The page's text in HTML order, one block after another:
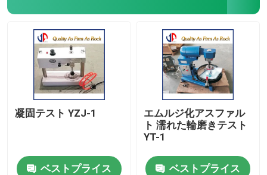
ホーム
企業情報
凝固テスト YZJ-1
ベストプライス
エムルジ化アスファル
ト 濡れた輪磨きテスト
YT-1
ベストプライス